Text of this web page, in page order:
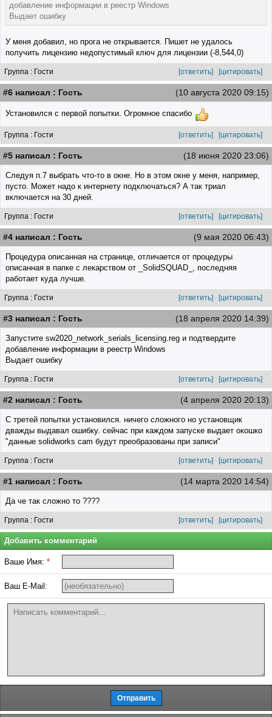
добавление информации в реестр Windows
Выдает ошибку
У меня добавил, но прога не открывается. Пишет не удалось
получить лицензию недопустимый ключ для лицензии (-8,544,0)
Группа : Гости [ответить] [цитировать]
(10 августа 2020 09:15)
#6 написал : Гость
Установился с первой попытки. Огромное спасибо
Группа : Гости [ответить] [цитировать]
(18 июня 2020 23:06)
#5 написал : Гость
Следуя п.7 выбрать что-то в окне. Но в этом окне у меня, например,
пусто. Может надо к интернету подключаться? А так триал
включается на 30 дней.
Группа : Гости [ответить] [цитировать]
(9 мая 2020 06:43)
#4 написал : Гость
Процедура описанная на странице, отличается от процедуры
описанная в папке с лекарством от _SolidSQUAD_, последняя
работает куда лучше.
Группа : Гости [ответить] [цитировать]
(18 апреля 2020 14:39)
#3 написал : Гость
Запустите sw2020_network_serials_licensing.reg и подтвердите
добавление информации в реестр Windows
Выдает ошибку
Группа : Гости [ответить] [цитировать]
(4 апреля 2020 20:13)
#2 написал : Гость
С третей попытки установился. ничего сложного но установщик
дважды выдавал ошибку. сейчас при каждом запуске выдает окошко
"данные solidworks cam будут преобразованы при записи"
Группа : Гости [ответить] [цитировать]
(14 марта 2020 14:54)
#1 написал : Гость
Да че так сложно то ????
Группа : Гости [ответить] [цитировать]
Добавить комментарий
Ваше Имя: *
Ваш E-Mail: